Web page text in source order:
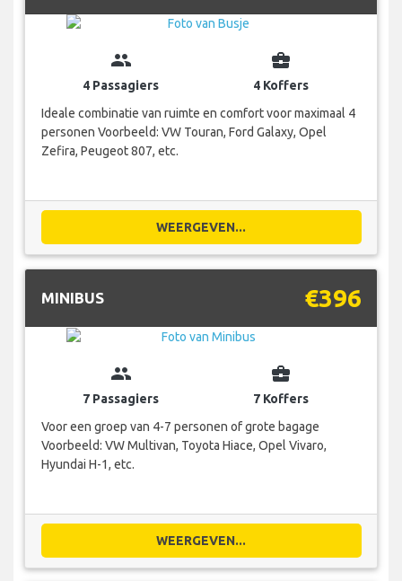
group
4 Passagiers
business_center
4 Koffers
Ideale combinatie van ruimte en comfort voor maximaal 4
personen Voorbeeld: VW Touran, Ford Galaxy, Opel
Zefira, Peugeot 807, etc.
WEERGEVEN...
MINIBUS €396
group
7 Passagiers
business_center
7 Koffers
Voor een groep van 4-7 personen of grote bagage
Voorbeeld: VW Multivan, Toyota Hiace, Opel Vivaro,
Hyundai H-1, etc.
WEERGEVEN...